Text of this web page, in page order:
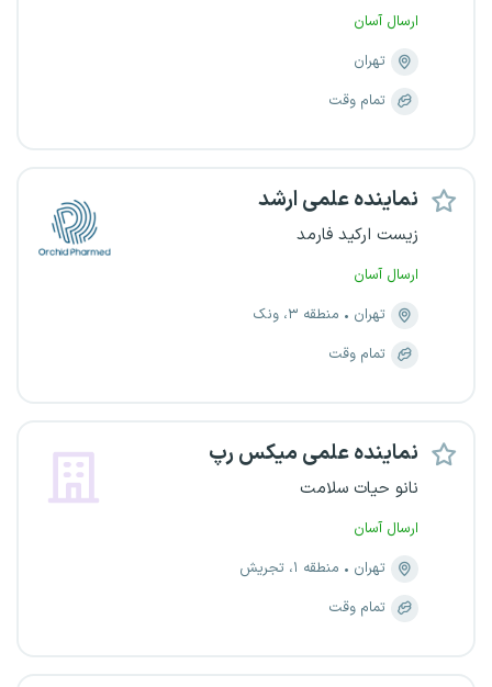
ارسال آسان
تهران
تمام وقت
نماینده علمی ارشد
زیست ارکید فارمد
ارسال آسان
تهران
منطقه ۳، ونک
تمام وقت
نماینده علمی میکس رپ
نانو حیات سلامت
ارسال آسان
تهران
منطقه ۱، تجریش
تمام وقت